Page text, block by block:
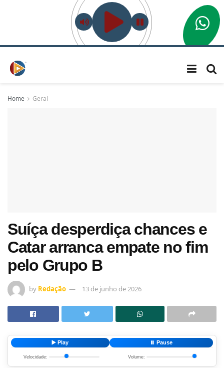
Home Geral
Suíça desperdiça chances e
Catar arranca empate no fim
pelo Grupo B
by Redação 13 de junho de 2026
▶️ Play ⏸️ Pause
Velocidade: Volume: